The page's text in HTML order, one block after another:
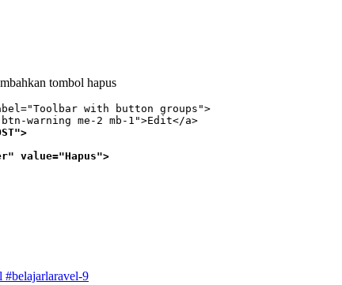
tombol hapus
with button groups">
value="Hapus">
#belajarlaravel-9